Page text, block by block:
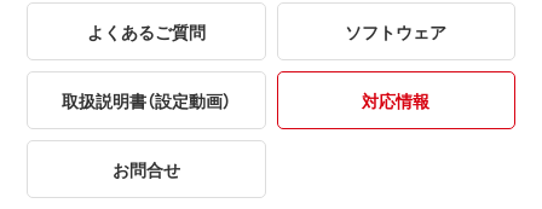
よくあるご質問 ソフトウェア
取扱説明書（設定動画） 対応情報
お問合せ